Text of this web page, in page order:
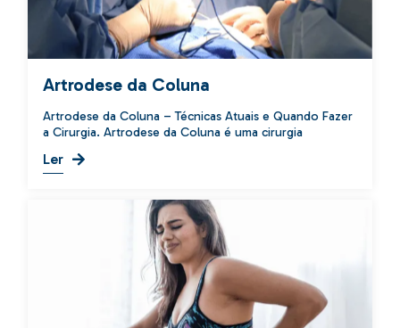
Artrodese da Coluna
Artrodese da Coluna – Técnicas Atuais e Quando Fazer
a Cirurgia. Artrodese da Coluna é uma cirurgia
Ler